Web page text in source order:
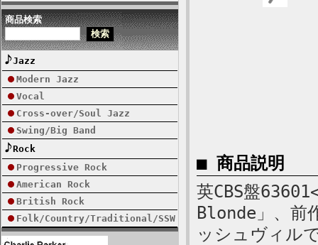
商品検索
Jazz
Modern Jazz
Vocal
Cross-over/Soul Jazz
Swing/Big Band
Rock
Progressive Rock
American Rock
British Rock
Folk/Country/Traditional/SSW
■ 商品説明
英CBS盤
Blonde」、前
ッシュヴィル